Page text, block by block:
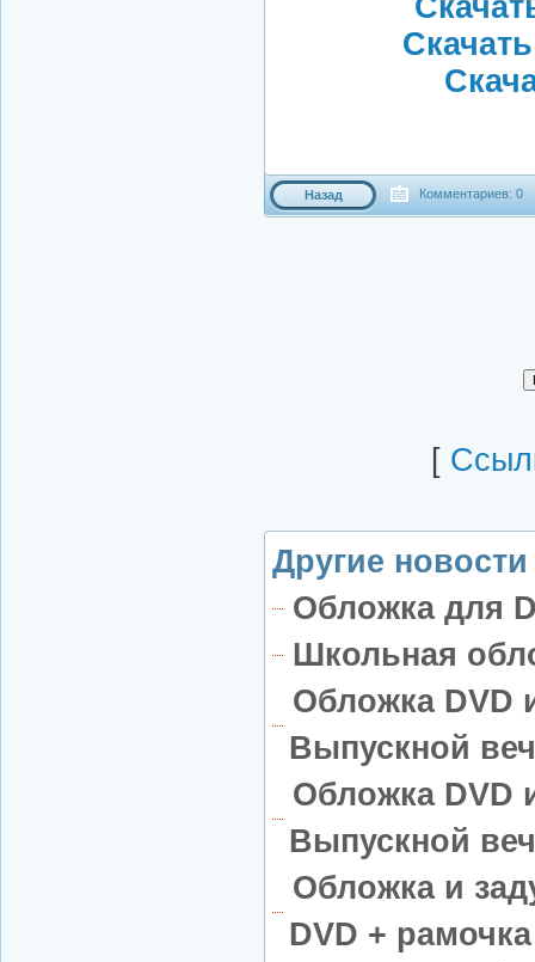
Назад Комментариев: 0
[
Другие
Обложка для
Школьная
Обложка DVD
Выпускной
Обложка DVD
Выпускной
Обложка и
DVD +